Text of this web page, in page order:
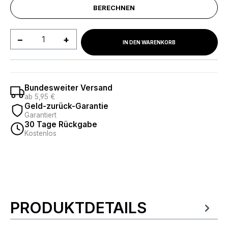
BERECHNEN
Produkt Anzahl: Gib denIN DEN WARENKORB
Bundesweiter Versand
ab 5,95 €
Geld-zurück-Garantie
Garantiert
30 Tage Rückgabe
Kostenlos
Produktinformationen
PRODUKTDETAILS